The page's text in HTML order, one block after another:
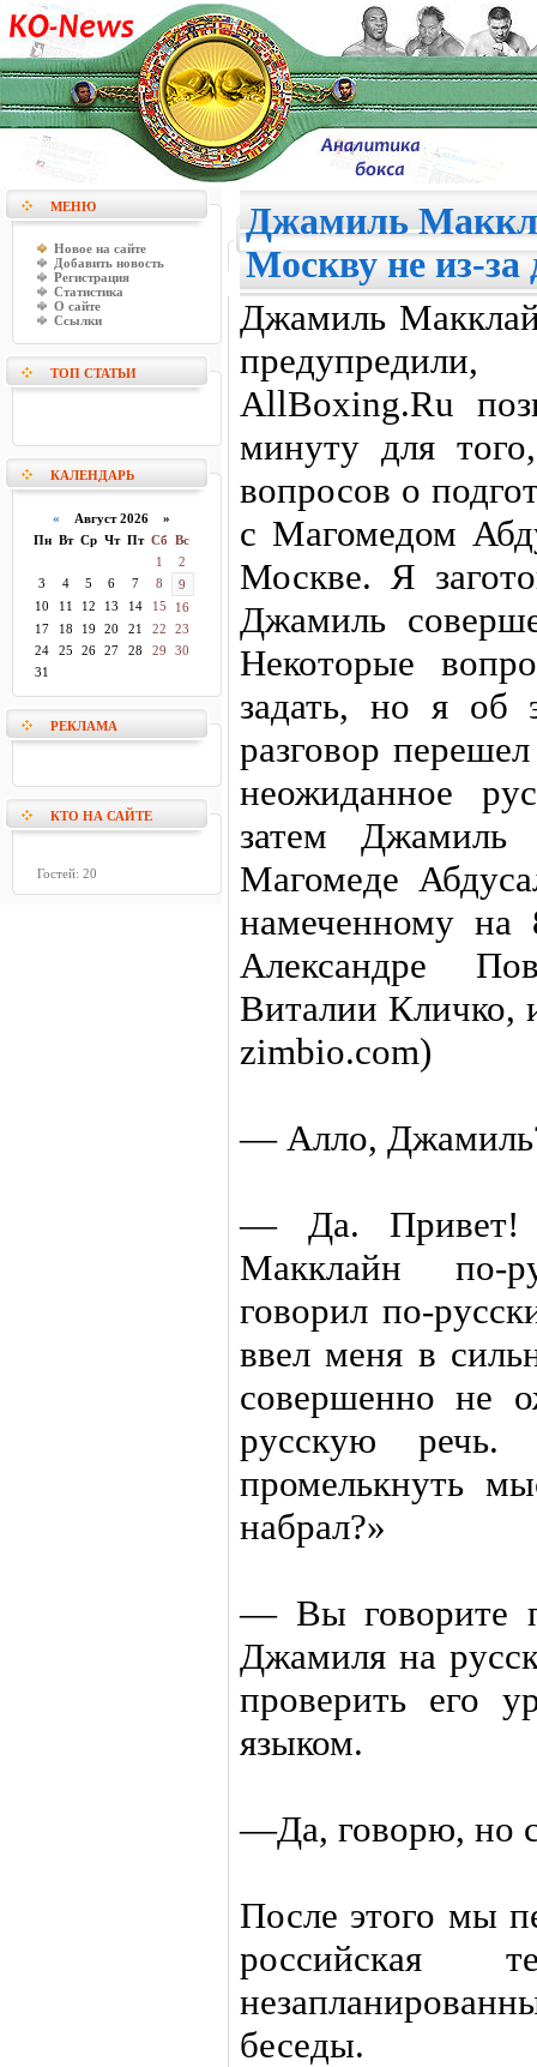
МЕНЮ
Новое на сайте
Добавить новость
Регистрация
Статистика
О сайте
Ссылки
ТОП СТАТЬИ
КАЛЕНДАРЬ
« Август 2026 »
Пн Вт Ср Чт Пт Сб Вс
1
2
3
4 5 6 7 8
9
10
11 12 13 14 15
16
17
18 19 20 21 22
23
24
25 26 27 28 29
30
31
РЕКЛАМА
КТО НА САЙТЕ
Гостей: 20
Джамиль
Москву не из-за
Джамиль
AllBoxing.Ru
минуту для
вопросов о
с Магомедом
Москве. Я
Джамиль
Некоторые
задать, но я об
разговор
неожиданное
затем Джамиль
Магомеде
намеченному
Александре
Виталии
zimbio.com)
— Алло,
— Да. Привет!
Макклайн по-
говорил по-
ввел меня в
совершенно не
русскую
промелькнуть
набрал?»
— Вы говорите
Джамиля на
проверить его
языком.
—Да, говорю, но
После этого мы
российская
беседы.